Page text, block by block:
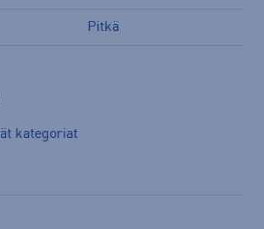
Pitkä
kategoriat